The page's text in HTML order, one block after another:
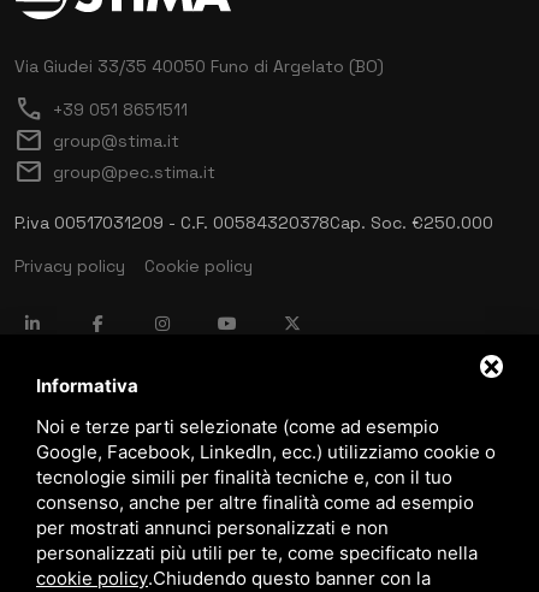
Via Giudei 33/35 40050 Funo di Argelato (BO)
call +39 051 8651511
mail group@stima.it
mail group@pec.stima.it
P.iva 00517031209 - C.F. 00584320378Cap. Soc. €250.000
Privacy policy
Cookie policy
language ITALIANO
download Catalogo Stima
download Politica qualità e sicurezza
Informativa
Noi e terze parti selezionate (come ad esempio
Google, Facebook, LinkedIn, ecc.) utilizziamo cookie o
tecnologie simili per finalità tecniche e, con il tuo
consenso, anche per altre finalità come ad esempio
per mostrati annunci personalizzati e non
personalizzati più utili per te, come specificato nella
cookie policy.Chiudendo questo banner con la